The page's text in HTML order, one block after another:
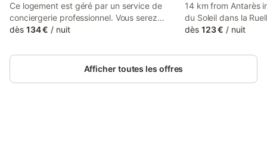
Ce logement est géré par un service de
conciergerie professionnel. Vous serez
accompagné par un concierge dédié tout
notre maison individuelle et lumineuse,
située à Yvré-l'Évêque, dans la Sarthe, à
dès 134 € / nuit
14 km from Antarès
du Soleil dans la
provides
villa features a
dès 123 € / nuit
Afficher toutes les offres